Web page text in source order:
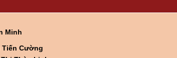
Minh
Tiến Cường